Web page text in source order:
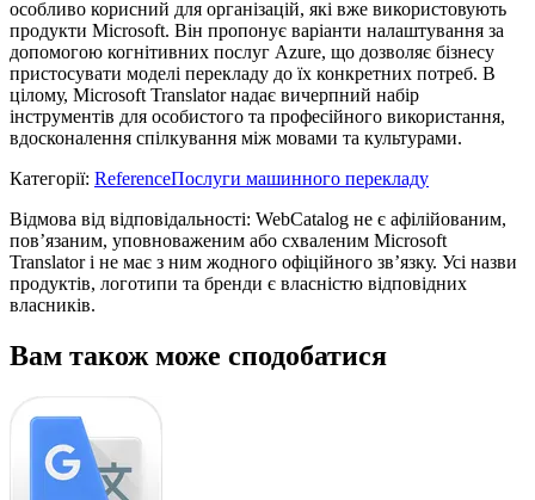
особливо корисний для організацій, які вже використовують
продукти Microsoft. Він пропонує варіанти налаштування за
допомогою когнітивних послуг Azure, що дозволяє бізнесу
пристосувати моделі перекладу до їх конкретних потреб. В
цілому, Microsoft Translator надає вичерпний набір
інструментів для особистого та професійного використання,
вдосконалення спілкування між мовами та культурами.
Категорії: ReferenceПослуги машинного перекладу
Відмова від відповідальності: WebCatalog не є афілійованим,
пов’язаним, уповноваженим або схваленим Microsoft
Translator і не має з ним жодного офіційного зв’язку. Усі назви
продуктів, логотипи та бренди є власністю відповідних
власників.
Вам також може сподобатися